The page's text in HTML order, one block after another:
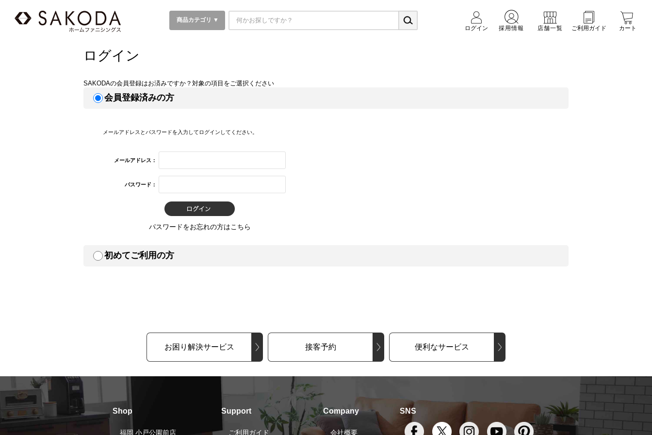
商品カテゴリ ▼
ログイン
採用情報 店舗一覧 ご利用ガイド カート
ログイン
SAKODAの会員登録はお済みですか？対象の項目をご選択ください
会員登録済みの方
メールアドレスとパスワードを入力してログインしてください。
メールアドレス：
パスワード：
パスワードをお忘れの方はこちら
初めてご利用の方
お困り解決サービス 接客予約 便利なサービス
Shop
福岡 小戸公園前店
Support
ご利用ガイド
Company
会社概要
SNS